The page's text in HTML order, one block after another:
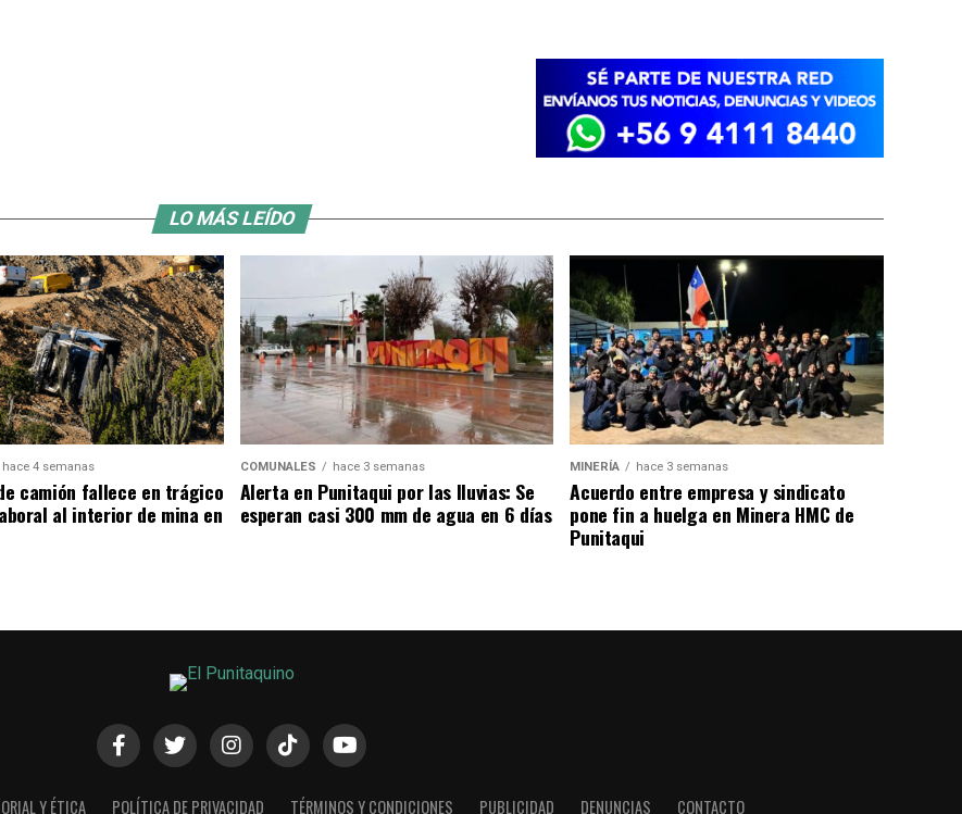
LO MÁS LEÍDO
hace 4 semanas
camión fallece en trágico
al interior de mina en
COMUNALES hace 3 semanas
Alerta en Punitaqui por las lluvias: Se
esperan casi 300 mm de agua en 6 días
MINERÍA hace 3 semanas
Acuerdo entre empresa y sindicato
pone fin a huelga en Minera HMC de
Punitaqui
Y ÉTICA POLÍTICA DE PRIVACIDAD TÉRMINOS Y CONDICIONES PUBLICIDAD DENUNCIAS CONTACTO